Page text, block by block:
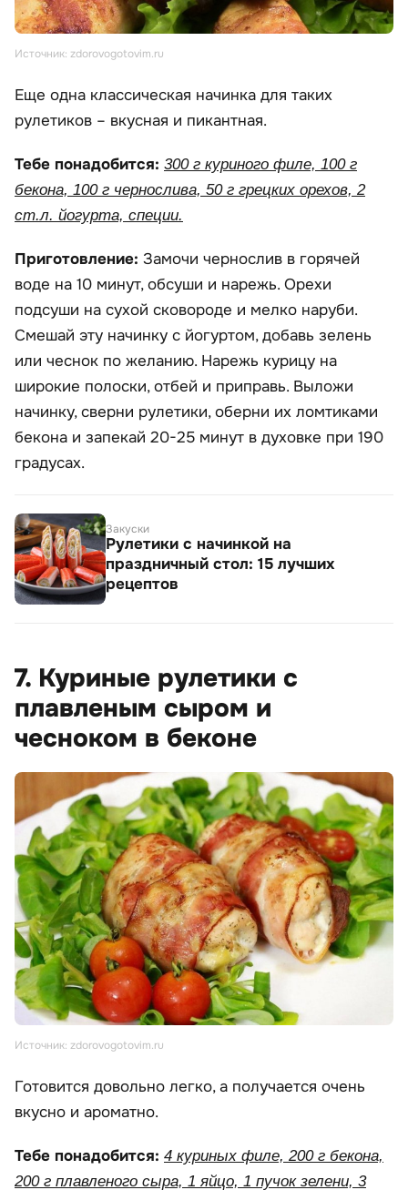
Источник: zdorovogotovim.ru
Еще одна классическая начинка для таких
рулетиков – вкусная и пикантная.
Тебе понадобится: 300 г куриного филе, 100 г
бекона, 100 г чернослива, 50 г грецких орехов, 2
ст.л. йогурта, специи.
Приготовление: Замочи чернослив в горячей
воде на 10 минут, обсуши и нарежь. Орехи
подсуши на сухой сковороде и мелко наруби.
Смешай эту начинку с йогуртом, добавь зелень
или чеснок по желанию. Нарежь курицу на
широкие полоски, отбей и приправь. Выложи
начинку, сверни рулетики, оберни их ломтиками
бекона и запекай 20-25 минут в духовке при 190
градусах.
Закуски
Рулетики с начинкой на
праздничный стол: 15 лучших
рецептов
7. Куриные рулетики с
плавленым сыром и
чесноком в беконе
Источник: zdorovogotovim.ru
Готовится довольно легко, а получается очень
вкусно и ароматно.
Тебе понадобится: 4 куриных филе, 200 г бекона,
200 г плавленого сыра, 1 яйцо, 1 пучок зелени, 3